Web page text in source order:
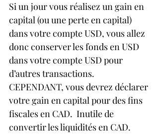
Si un jour vous réalisez un gain en
capital (ou une perte en capital)
dans votre compte USD, vous allez
donc conserver les fonds en USD
dans votre compte USD pour
d’autres transactions.
CEPENDANT, vous devrez déclarer
votre gain en capital pour des fins
fiscales en CAD.  Inutile de
convertir les liquidités en CAD.